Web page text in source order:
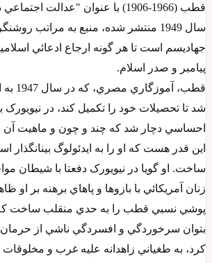
قطب (1966-1906) با عنوان "عدالت
سال 1949 منتشر شده، منبع به مراتب
جهاديسم است تا هر گونه ارجاع ادعائي
پيامبر و صدر اسلام.
قطب،
شد تا تحصيلات خود را تکميل کند، در
احساسي دچار شد که چند و چون و ماهيت آن
اين قدر هست که او را به ايدئولوگ
ساخت. او گويا در نيويورک دفعتا با شيطان
زنان آمريکائي با بازوها و پاهاي برهنه بر او
پوشي نسبي قطب را به حدي منقلب ساخت که
بتوان سرخوردگي و افسردگي ناشي از
کرد، به طغياني زاهدانه عليه غرب و مخلوقات